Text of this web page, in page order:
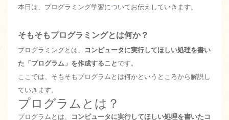
本日は、プログラミング学習についてお伝えしていきます。
そもそもプログラミングとは何か？
プログラミングとは、
コンピュータに実行してほしい処理を書い
た「プログラム」を作成すること です。
ここでは、そもそもプログラムとは何かというところから解説し
ていきます。
プログラムとは？
プログラムとは、
コンピュータに実行してほしい処理を書いたコ